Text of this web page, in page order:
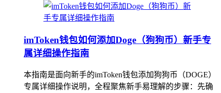
imToken钱包如何添加Doge（狗狗币）新手专
属详细操作指南
本指南是面向新手的imToken钱包添加狗狗币（DOGE）
专属详细操作说明，全程聚焦新手易理解的步骤：先确